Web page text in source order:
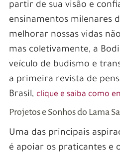
partir de sua visão e
ensinamentos milenares
melhorar nossas vidas
mas coletivamente, a
veículo de budismo e
a primeira revista de
Brasil, clique e saiba como
Projetos e Sonhos do Lama
Uma das principais
é apoiar os praticantes e